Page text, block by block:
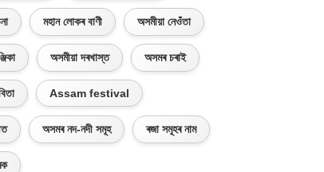
মহান লোকৰ বাণী অসমীয়া নেওঁতা
অসমীয়া দৰখাস্ত অসমৰ চৰাই
Assam festival
অসমৰ নদ-নদী সমূহ ৰজা সমূহৰ নাম